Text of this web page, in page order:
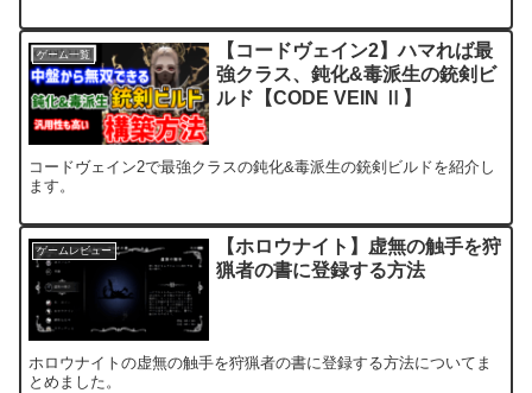
ゲーム一覧
【コードヴェイン2】ハマれば最
強クラス、鈍化&毒派生の銃剣ビ
ルド【CODE VEIN Ⅱ】
コードヴェイン2で最強クラスの鈍化&毒派生の銃剣ビルドを紹介し
ます。
ゲームレビュー
【ホロウナイト】虚無の触手を狩
猟者の書に登録する方法
ホロウナイトの虚無の触手を狩猟者の書に登録する方法についてま
とめました。